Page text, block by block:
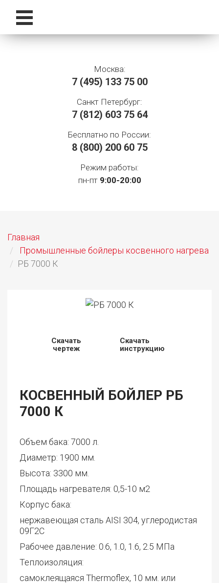
Москва:
7 (495) 133 75 00
Санкт Петербург:
7 (812) 603 75 64
Бесплатно по России:
8 (800) 200 60 75
Режим работы:
пн-пт 9:00-20:00
Главная
Промышленные бойлеры косвенного нагрева
РБ 7000 К
Скачать
чертеж
Скачать
инструкцию
КОСВЕННЫЙ БОЙЛЕР РБ
7000 К
Объем бака: 7000 л.
Диаметр: 1900 мм.
Высота: 3300 мм.
Площадь нагревателя: 0,5-10 м2
Корпус бака:
нержавеющая сталь AISI 304, углеродистая
09Г2С
Рабочее давление: 0.6, 1.0, 1.6, 2.5 МПа
Теплоизоляция:
самоклеящаяся Thermoflex, 10 мм. или